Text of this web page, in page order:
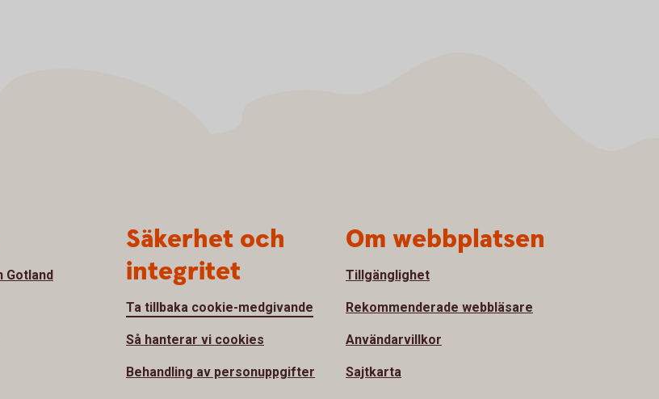
Gotland
Säkerhet och
integritet
Ta tillbaka cookie-medgivande
Så hanterar vi cookies
Behandling av personuppgifter
Om webbplatsen
Tillgänglighet
Rekommenderade webbläsare
Användarvillkor
Sajtkarta